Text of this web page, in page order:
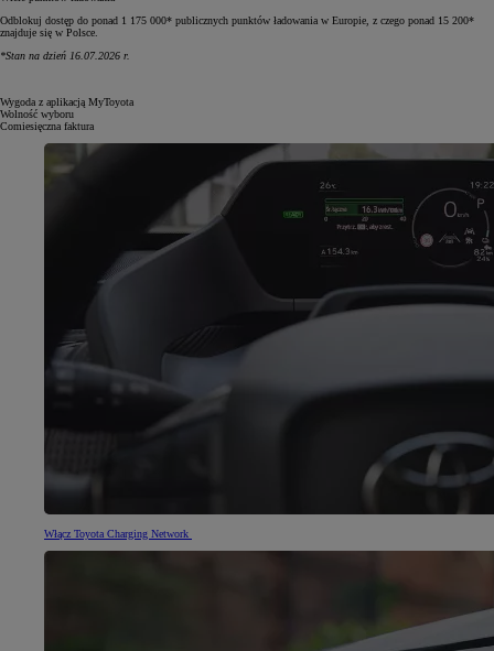
Odblokuj dostęp do ponad 1 175 000* publicznych punktów ładowania w Europie, z czego ponad 15 200*
znajduje się w Polsce.
*Stan na dzień 16.07.2026 r.
Wygoda z aplikacją MyToyota
Wolność wyboru
Comiesięczna faktura
Włącz Toyota Charging Network